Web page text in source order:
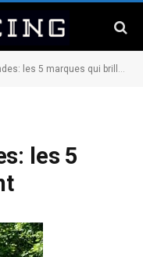
les 5 marques qui brillent
les 5